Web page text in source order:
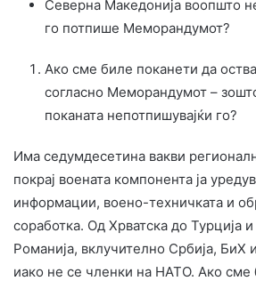
Северна Македонија воопшто
го потпише Меморандумот?
Ако сме биле поканети да
согласно Меморандумот –
поканата непотпишувајќи го?
Има седумдесетина вакви
покрај воената компонента ја
информации, воено-техничката и
соработка. Од Хрватска до Турција
Романија, вклучително Србија, БиХ
иако не се членки на НАТО. Ако сме